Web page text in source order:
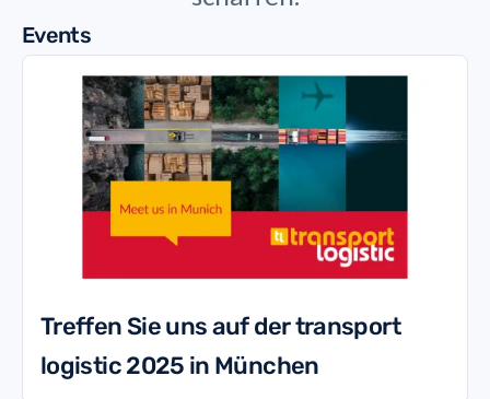
Events
Treffen Sie uns auf der transport
logistic 2025 in München